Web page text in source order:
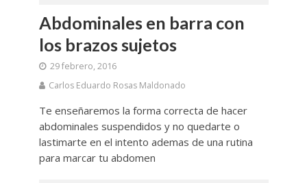
Abdominales en barra con
los brazos sujetos
29 febrero, 2016
Carlos Eduardo Rosas Maldonado
Te enseñaremos la forma correcta de hacer
abdominales suspendidos y no quedarte o
lastimarte en el intento ademas de una rutina
para marcar tu abdomen